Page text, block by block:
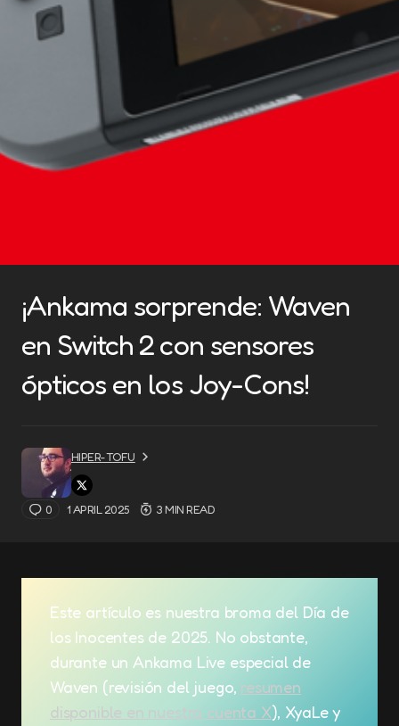
¡Ankama sorprende: Waven
en Switch 2 con sensores
ópticos en los Joy-Cons!
HIPER-TOFU
0 1 APRIL 2025 3 MIN READ
Este artículo es nuestra broma del Día de
los Inocentes de 2025. No obstante,
durante un Ankama Live especial de
Waven (revisión del juego, resumen
disponible en nuestra cuenta X), XyaLe y